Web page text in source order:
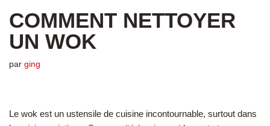
COMMENT NETTOYER
UN WOK
par ging
Le wok est un ustensile de cuisine incontournable, surtout dans